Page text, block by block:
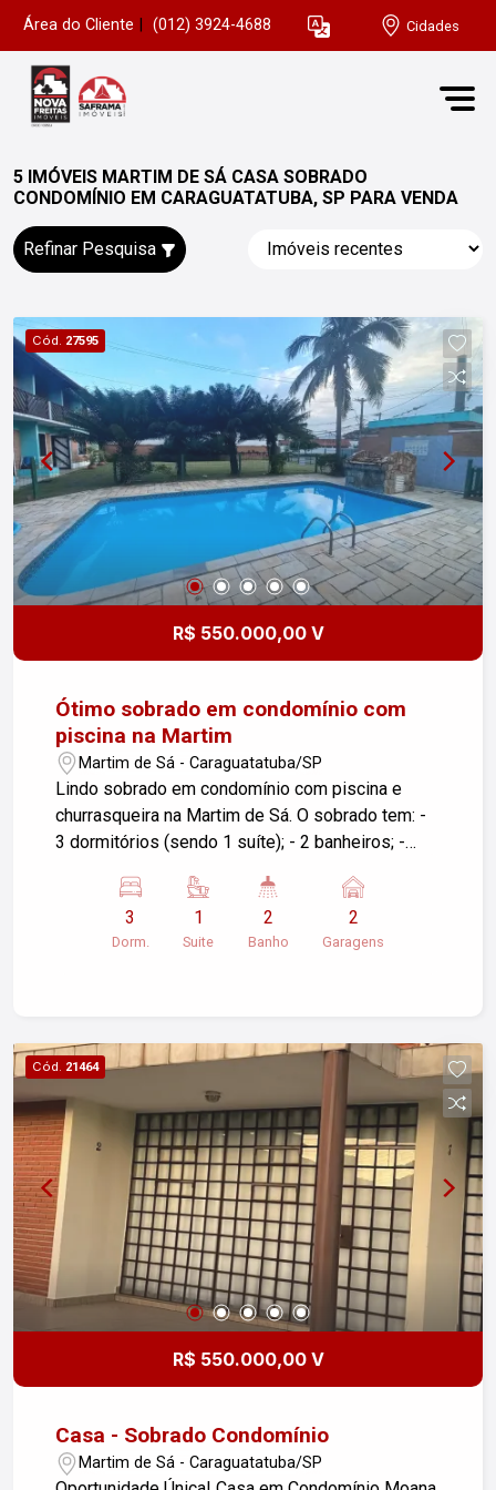
Área do Cliente (012) 3924-4688 Cidades
5 IMÓVEIS MARTIM DE SÁ CASA SOBRADO
CONDOMÍNIO EM CARAGUATATUBA, SP PARA VENDA
Refinar Pesquisa
Cód. 27595
R$ 550.000,00 V
Ótimo sobrado em condomínio com
piscina na Martim
Martim de Sá - Caraguatatuba/SP
Lindo sobrado em condomínio com piscina e
churrasqueira na Martim de Sá. O sobrado tem: -
3 dormitórios (sendo 1 suíte); - 2 banheiros; -
churrasqueira privativa; - 2 vagas de garagem.
Para visita e mais informações entre em contato:
Corretora Lilian Sobral CRECI 304680
3
Dorm.
1
Suite
2
Banho
2
Garagens
Cód. 21464
R$ 550.000,00 V
Casa - Sobrado Condomínio
Martim de Sá - Caraguatatuba/SP